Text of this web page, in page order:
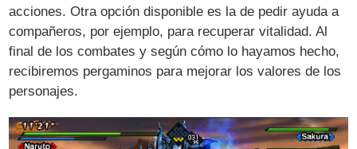
acciones. Otra opción disponible es la de pedir ayuda a
compañeros, por ejemplo, para recuperar vitalidad. Al
final de los combates y según cómo lo hayamos hecho,
recibiremos pergaminos para mejorar los valores de los
personajes.